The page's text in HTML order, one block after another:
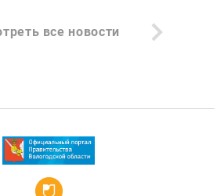
все новости